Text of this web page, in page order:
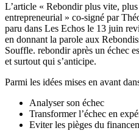
L’article « Rebondir plus vite,
entrepreneurial » co-signé par
paru dans Les Echos le 13 juin
en donnant la parole aux
Souffle. rebondir après un échec
et surtout qui s’anticipe.
Parmi les idées mises en avant
Analyser son échec
Transformer l’échec en
Eviter les pièges du